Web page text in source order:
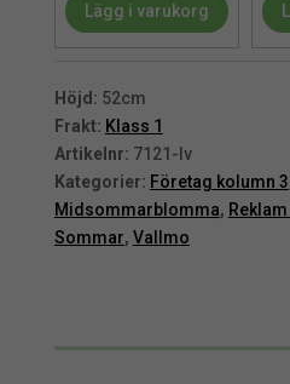
Snittblomma
cm
mängd
Lägg i varukorg
Höjd: 52cm
Frakt: Klass 1
Artikelnr: 7121-lv
Kategorier: Företag kolumn 3
Midsommarblomma, Reklam
Sommar, Vallmo